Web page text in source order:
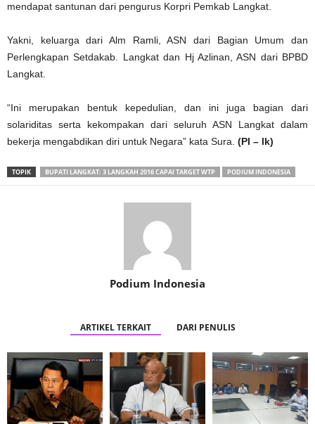
mendapat santunan dari pengurus Korpri Pemkab Langkat.
Yakni, keluarga dari Alm Ramli, ASN dari Bagian Umum dan
Perlengkapan Setdakab. Langkat dan Hj Azlinan, ASN dari BPBD
Langkat.
“Ini merupakan bentuk kepedulian, dan ini juga bagian dari
solariditas serta kekompakan dari seluruh ASN Langkat dalam
bekerja mengabdikan diri untuk Negara” kata Sura. (PI – lk)
TOPIK BUPATI LANGKAT: 3 LANGKAH 2016 CAPAI TARGET WTP PODIUM INDONESIA
Podium Indonesia
ARTIKEL TERKAIT DARI PENULIS